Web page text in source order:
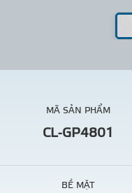
MÃ SẢN PHẨM
CL-GP4801
BỀ MẶT